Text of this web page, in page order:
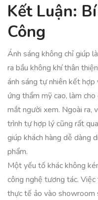
Kết Luận:
Công
Ánh sáng không chỉ giúp
ra bầu không khí thân
ánh sáng tự nhiên kết
ứng thẩm mỹ cao, làm
mắt người xem. Ngoài ra,
trình tự hợp lý cũng rất
giúp khách hàng dễ dàng
phẩm.
Một yếu tố khác không
công nghệ tương tác. Việc
thực tế ảo vào showroom